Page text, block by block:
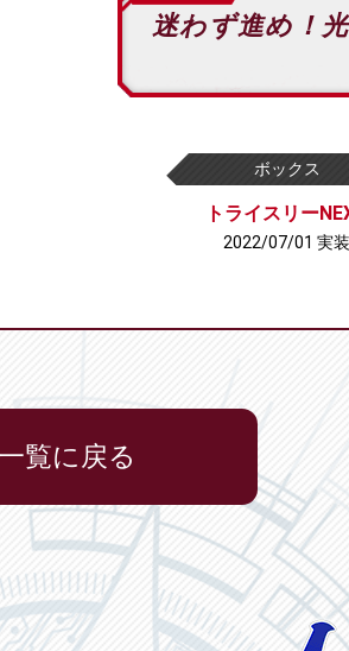
迷わず進め！
ボックス
トライスリー
2022/07/01 実装
一覧に戻る